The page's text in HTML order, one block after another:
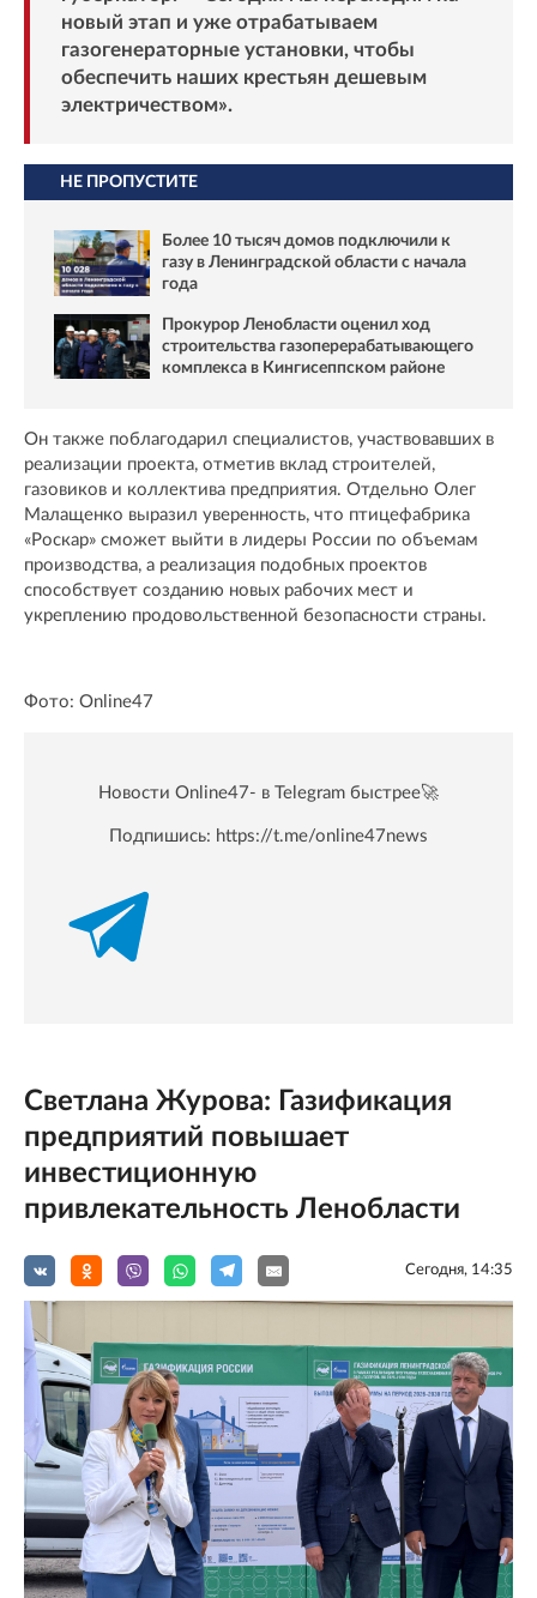
новый этап и уже отрабатываем
газогенераторные установки, чтобы
обеспечить наших крестьян дешевым
электричеством».
НЕ ПРОПУСТИТЕ
Более 10 тысяч домов подключили к
газу в Ленинградской области с начала
года
Прокурор Ленобласти оценил ход
строительства газоперерабатывающего
комплекса в Кингисеппском районе
Он также поблагодарил специалистов, участвовавших в
реализации проекта, отметив вклад строителей,
газовиков и коллектива предприятия. Отдельно Олег
Малащенко выразил уверенность, что птицефабрика
«Роскар» сможет выйти в лидеры России по объемам
производства, а реализация подобных проектов
способствует созданию новых рабочих мест и
укреплению продовольственной безопасности страны.
Фото: Online47
Новости Online47- в Telegram быстрее🚀
Подпишись: https://t.me/online47news
Светлана Журова: Газификация
предприятий повышает
инвестиционную
привлекательность Ленобласти
Сегодня, 14:35